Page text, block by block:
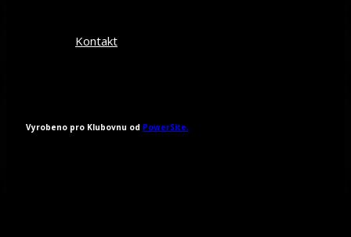
Kontakt
Vyrobeno pro Klubovnu od PowerSite.